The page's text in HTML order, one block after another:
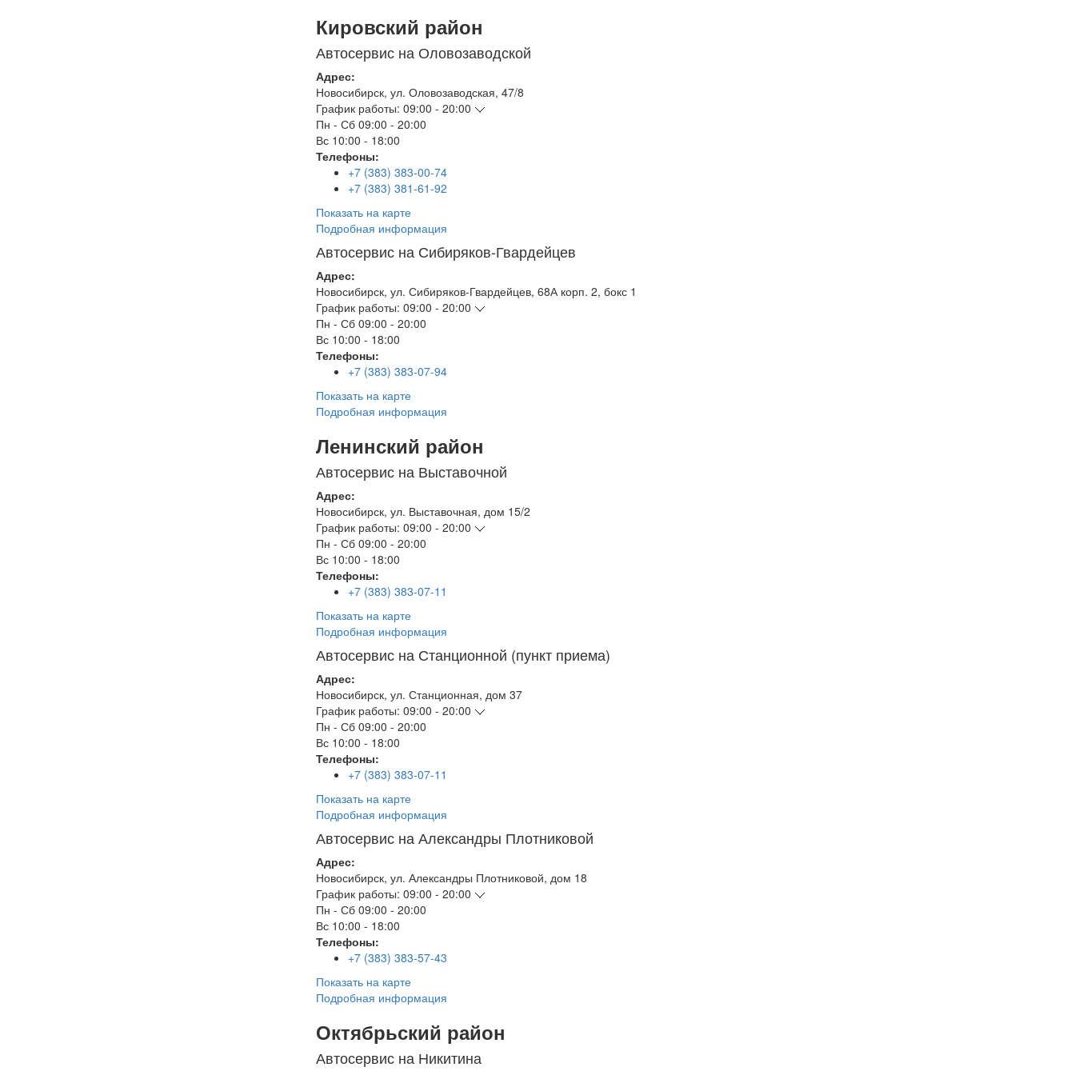
Кировский район
Автосервис на Оловозаводской
Адрес:
Новосибирск, ул. Оловозаводская, 47/8
График работы: 09:00 - 20:00
Пн - Сб 09:00 - 20:00
Вс 10:00 - 18:00
Телефоны:
+7 (383) 383-00-74
+7 (383) 381-61-92
Показать на карте
Подробная информация
Автосервис на Сибиряков-Гвардейцев
Адрес:
Новосибирск, ул. Сибиряков-Гвардейцев, 68А корп. 2, бокс 1
График работы: 09:00 - 20:00
Пн - Сб 09:00 - 20:00
Вс 10:00 - 18:00
Телефоны:
+7 (383) 383-07-94
Показать на карте
Подробная информация
Ленинский район
Автосервис на Выставочной
Адрес:
Новосибирск, ул. Выставочная, дом 15/2
График работы: 09:00 - 20:00
Пн - Сб 09:00 - 20:00
Вс 10:00 - 18:00
Телефоны:
+7 (383) 383-07-11
Показать на карте
Подробная информация
Автосервис на Станционной (пункт приема)
Адрес:
Новосибирск, ул. Станционная, дом 37
График работы: 09:00 - 20:00
Пн - Сб 09:00 - 20:00
Вс 10:00 - 18:00
Телефоны:
+7 (383) 383-07-11
Показать на карте
Подробная информация
Автосервис на Александры Плотниковой
Адрес:
Новосибирск, ул. Александры Плотниковой, дом 18
График работы: 09:00 - 20:00
Пн - Сб 09:00 - 20:00
Вс 10:00 - 18:00
Телефоны:
+7 (383) 383-57-43
Показать на карте
Подробная информация
Октябрьский район
Автосервис на Никитина